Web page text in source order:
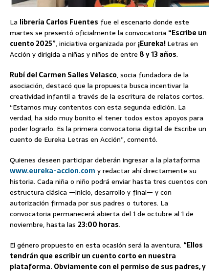
La librería Carlos Fuentes fue el escenario donde este
martes se presentó oficialmente la convocatoria “Escribe un
cuento 2025”, iniciativa organizada por ¡Eureka!Letras en
Acción y dirigida a niñas y niños de entre 8 y 13 años.
Rubí del Carmen Salles Velasco, socia fundadora de la
asociación, destacó que la propuesta busca incentivar la
creatividad infantil a través de la escritura de relatos cortos.
“Estamos muy contentos con esta segunda edición. La
verdad, ha sido muy bonito el tener todos estos apoyos para
poder lograrlo. Es la primera convocatoria digital de Escribe un
cuento de Eureka Letras en Acción”, comentó.
Quienes deseen participar deberán ingresar a la plataforma
www.eureka-accion.com y redactar ahí directamente su
historia. Cada niña o niño podrá enviar hasta tres cuentos con
estructura clásica —inicio, desarrollo y final— y con
autorización firmada por sus padres o tutores. La
convocatoria permanecerá abierta del 1 de octubre al 1 de
noviembre, hasta las 23:00 horas.
El género propuesto en esta ocasión será la aventura. “Ellos
tendrán que escribir un cuento corto en nuestra
plataforma. Obviamente con el permiso de sus padres, y